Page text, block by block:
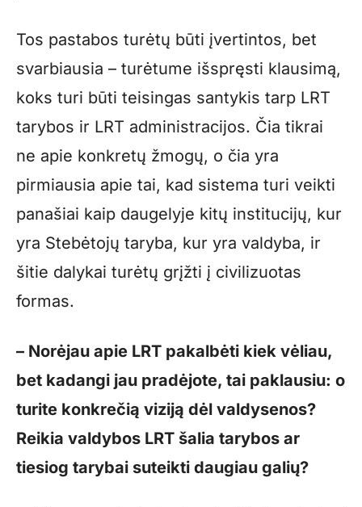
Tos pastabos turėtų būti įvertintos, bet
svarbiausia – turėtume išspręsti klausimą,
koks turi būti teisingas santykis tarp LRT
tarybos ir LRT administracijos. Čia tikrai
ne apie konkretų žmogų, o čia yra
pirmiausia apie tai, kad sistema turi veikti
panašiai kaip daugelyje kitų institucijų, kur
yra Stebėtojų taryba, kur yra valdyba, ir
šitie dalykai turėtų grįžti į civilizuotas
formas.
– Norėjau apie LRT pakalbėti kiek vėliau,
bet kadangi jau pradėjote, tai paklausiu: o
turite konkrečią viziją dėl valdysenos?
Reikia valdybos LRT šalia tarybos ar
tiesiog tarybai suteikti daugiau galių?